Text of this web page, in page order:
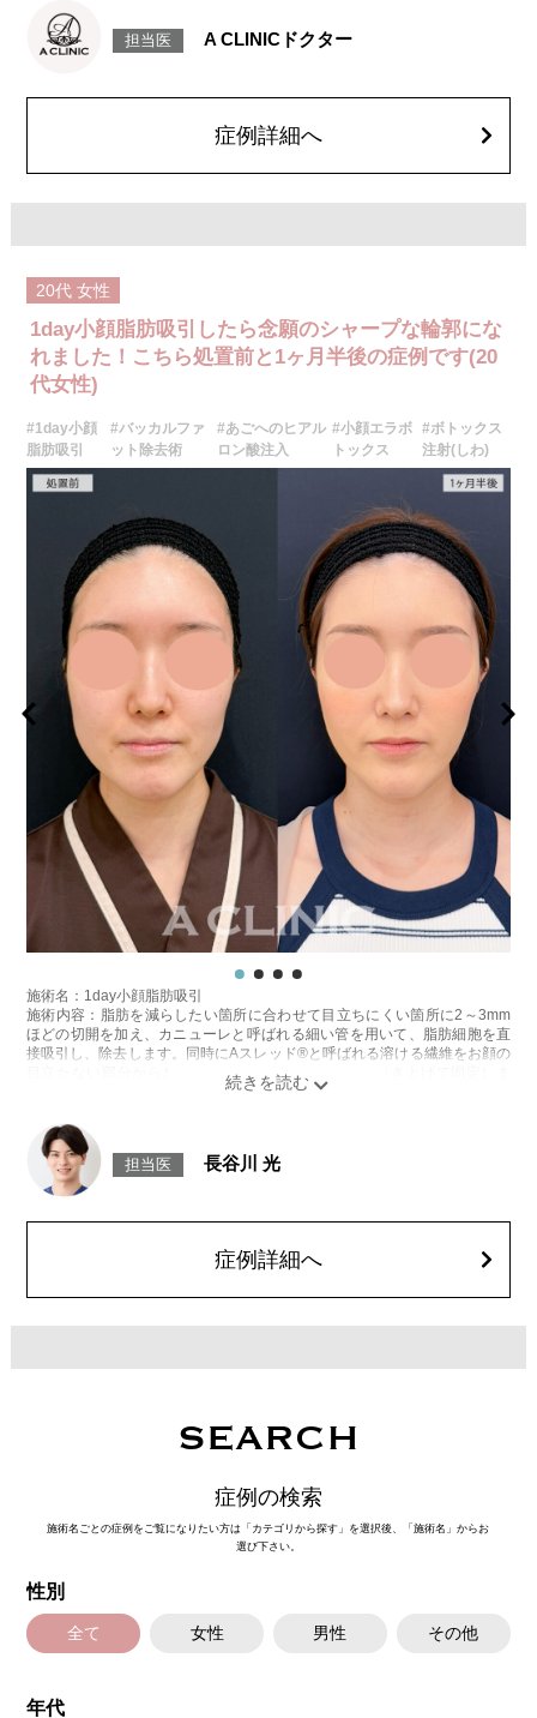
クレヴィエルコントア 109,800円(税込)
ボリューマ 131,800円(税込)
オプション：表面麻酔 3,300円(税込) 笑気麻酔 3,300円(税込)
感などが術後一時的に生じることがございます。また、稀に貧血、細菌感
染症、左右差、施術箇所の知覚鈍麻、ぼこつき、硬結、瘢痕化、色素沈
顔の脂肪吸引箇所の追加 1ヶ所ごと+162,800円(税込)
オプション：笑気麻酔 3,300円(税込)
入する施術です。あご先にボリュームを加えることで、輪郭にメリハリを
施術時間：約10分程
リスク、副作用：施術後に腫れ、赤み、内出血、痛み、突っ張り感などが
生じることがありますが、通常は数日〜1週間程度で徐々に軽快します。ま
た、稀にアレルギー反応、細菌感染、血管閉塞、しこり（硬化）や小さな
結節が生じる可能性があります。施術後1〜2週間程度は、注入部位を強く
押したりマッサージしたりすることはお控えください。
費用：
レスチレンリフト※横浜院限定 76,800円(税込)
ジュビダームビスタウルトラXC 109,800円(税込)
クレヴィエルコントア 109,800円(税込)
ボリューマ 131,800円(税込)
オプション：表面麻酔 3,300円(税込) 笑気麻酔 3,300円(税込)
担当医 A CLINICドクター
症例詳細へ
20代 女性
1day小顔脂肪吸引したら念願のシャープな輪郭にな
れました！こちら処置前と1ヶ月半後の症例です(20
代女性)
#1day小顔
脂肪吸引
#バッカルファ
ット除去術
#あごへのヒアル
ロン酸注入
#小顔エラボ
トックス
#ボトックス
注射(しわ)
施術名：1day小顔脂肪吸引
施術内容：脂肪を減らしたい箇所に合わせて目立ちにくい箇所に2～3mm
ほどの切開を加え、カニューレと呼ばれる細い管を用いて、脂肪細胞を直
接吸引し、除去します。同時にAスレッド®と呼ばれる溶ける繊維をお顔の
目立たない部分から皮下へ挿入し、皮膚を内側から引き上げて固定しま
リスク、副作用：赤み、熱感、痛み、しびれ、むくみ、内出血、引き攣れ
感などが術後一時的に生じることがございます。また、稀に貧血、細菌感
染症、左右差、施術箇所の知覚鈍麻、ぼこつき、硬結、瘢痕化、色素沈
着、脂肪塞栓、皮膚のよれ、繊維の突出などを生じることがございます。
顔の脂肪吸引箇所の追加 1ヶ所ごと+162,800円(税込)
オプション：笑気麻酔 3,300円(税込)
施術内容：頬の上部の深い層にあるバッカルファットという脂肪を、口腔
内を1cm程切開して除去し、小顔・将来的なたるみ予防を目指す施術で
一時的に生じることがございます。また、稀に貧血、細菌感染症、左右
施術名：あごのヒアルロン酸注射
入する施術です。あご先にボリュームを加えることで、輪郭にメリハリを
出し、Eライン（横顔のバランス）を整える効果も期待できます。顔全体の
印象をシャープに見せたい方や、あごが引っ込んで見える方に適したプチ
整形のひとつです。
生じることがありますが、通常は数日〜1週間程度で徐々に軽快します。ま
担当医 長谷川 光
症例詳細へ
SEARCH
症例の検索
施術名ごとの症例をご覧になりたい方は「カテゴリから探す」を選択後、「施術名」からお
選び下さい。
性別
全て 女性 男性 その他
年代